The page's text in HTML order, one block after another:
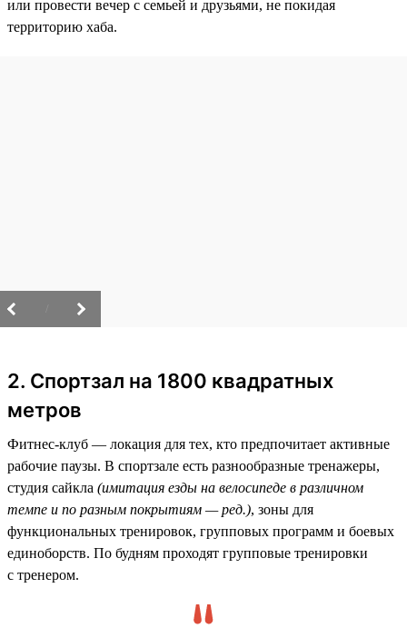
или провести вечер с семьей и друзьями, не покидая
территорию хаба.
2. Спортзал на 1800 квадратных
метров
Фитнес-клуб — локация для тех, кто предпочитает активные
рабочие паузы. В спортзале есть разнообразные тренажеры,
студия сайкла (имитация езды на велосипеде в различном
темпе и по разным покрытиям — ред.), зоны для
функциональных тренировок, групповых программ и боевых
единоборств. По будням проходят групповые тренировки
с тренером.